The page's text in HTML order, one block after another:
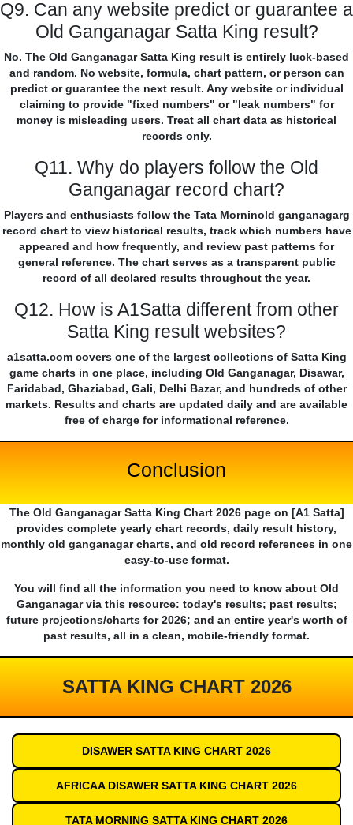
Q9. Can any website predict or guarantee a
Old Ganganagar Satta King result?
No. The Old Ganganagar Satta King result is entirely luck-based
and random. No website, formula, chart pattern, or person can
predict or guarantee the next result. Any website or individual
claiming to provide "fixed numbers" or "leak numbers" for
money is misleading users. Treat all chart data as historical
records only.
Q11. Why do players follow the Old
Ganganagar record chart?
Players and enthusiasts follow the Tata Morninold ganganagarg
record chart to view historical results, track which numbers have
appeared and how frequently, and review past patterns for
general reference. The chart serves as a transparent public
record of all declared results throughout the year.
Q12. How is A1Satta different from other
Satta King result websites?
a1satta.com covers one of the largest collections of Satta King
game charts in one place, including Old Ganganagar, Disawar,
Faridabad, Ghaziabad, Gali, Delhi Bazar, and hundreds of other
markets. Results and charts are updated daily and are available
free of charge for informational reference.
Conclusion
The Old Ganganagar Satta King Chart 2026 page on [A1 Satta]
provides complete yearly chart records, daily result history,
monthly old ganganagar charts, and old record references in one
easy-to-use format.
You will find all the information you need to know about Old
Ganganagar via this resource: today's results; past results;
future projections/charts for 2026; and an entire year's worth of
past results, all in a clean, mobile-friendly format.
SATTA KING CHART 2026
DISAWER SATTA KING CHART 2026
AFRICAA DISAWER SATTA KING CHART 2026
TATA MORNING SATTA KING CHART 2026